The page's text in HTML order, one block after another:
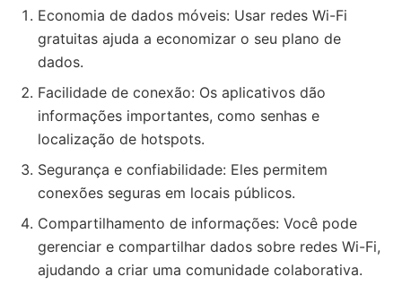
Economia de dados móveis: Usar redes Wi-Fi
gratuitas ajuda a economizar o seu plano de
dados.
Facilidade de conexão: Os aplicativos dão
informações importantes, como senhas e
localização de hotspots.
Segurança e confiabilidade: Eles permitem
conexões seguras em locais públicos.
Compartilhamento de informações: Você pode
gerenciar e compartilhar dados sobre redes Wi-Fi,
ajudando a criar uma comunidade colaborativa.